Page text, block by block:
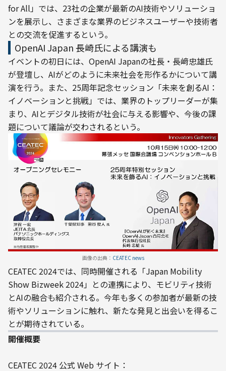
for All」では、23社の企業が最新のAI技術やソリューショ
ンを展示し、さまざまな業界のビジネスユーザーや技術者
との交流を促進するという。
OpenAI Japan 長崎氏による講演も
イベントの初日には、OpenAI Japanの社長・長﨑忠雄氏
が登壇し、AIがどのように未来社会を形作るかについて講
演を行う。また、25周年記念セッション「未来を創るAI：
イノベーションと挑戦」では、業界のトップリーダーが集
まり、AIとデジタル技術が社会に与える影響や、今後の課
題について議論が交わされるという。
画像の出典： CEATEC news
CEATEC 2024では、同時開催される「Japan Mobility
Show Bizweek 2024」との連携により、モビリティ技術
とAIの融合も紹介される。今年も多くの参加者が最新の技
術やソリューションに触れ、新たな発見と出会いを得るこ
とが期待されている。
開催概要